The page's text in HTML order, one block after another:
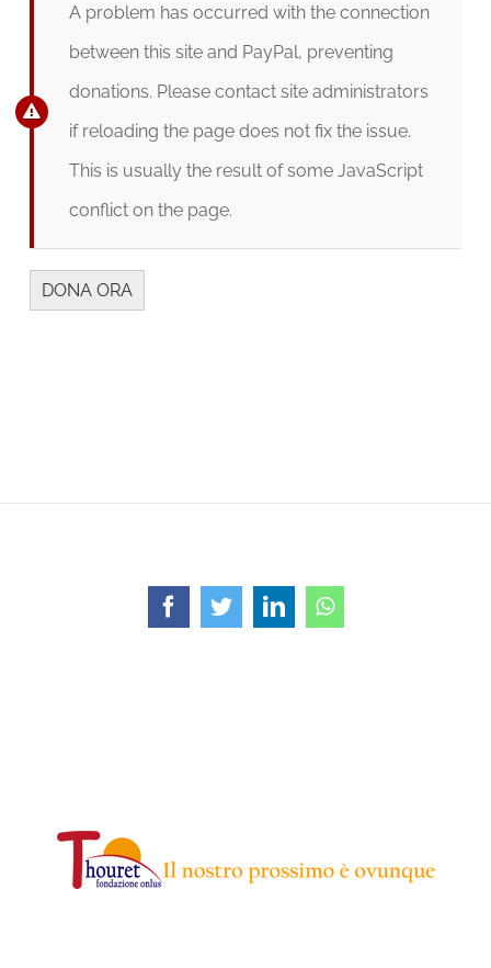
A problem has occurred with the connection
between this site and PayPal, preventing
donations. Please contact site administrators
if reloading the page does not fix the issue.
This is usually the result of some JavaScript
conflict on the page.
FacebookTwitterLinkedInWhatsApp